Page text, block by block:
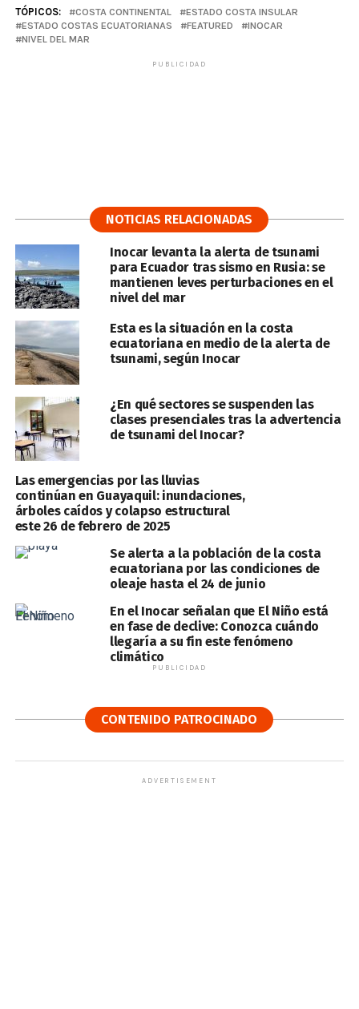
TÓPICOS: COSTA CONTINENTAL
ESTADO COSTA INSULAR
ESTADO COSTAS ECUATORIANAS
FEATURED
INOCAR
NIVEL DEL MAR
PUBLICIDAD
NOTICIAS RELACIONADAS
Inocar levanta la alerta de tsunami
para Ecuador tras sismo en Rusia: se
mantienen leves perturbaciones en el
nivel del mar
Esta es la situación en la costa
ecuatoriana en medio de la alerta de
tsunami, según Inocar
¿En qué sectores se suspenden las
clases presenciales tras la advertencia
de tsunami del Inocar?
Las emergencias por las lluvias
continúan en Guayaquil: inundaciones,
árboles caídos y colapso estructural
este 26 de febrero de 2025
Se alerta a la población de la costa
ecuatoriana por las condiciones de
oleaje hasta el 24 de junio
En el Inocar señalan que El Niño está
en fase de declive: Conozca cuándo
llegaría a su fin este fenómeno
climático
PUBLICIDAD
CONTENIDO PATROCINADO
ADVERTISEMENT